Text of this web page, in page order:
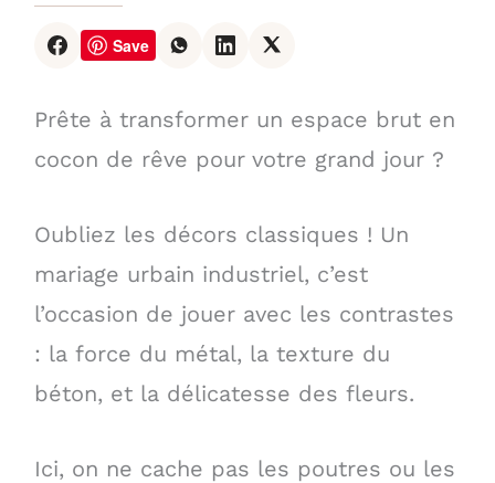
Save
Prête à transformer un espace brut en
cocon de rêve pour votre grand jour ?
Oubliez les décors classiques ! Un
mariage urbain industriel, c’est
l’occasion de jouer avec les contrastes
: la force du métal, la texture du
béton, et la délicatesse des fleurs.
Ici, on ne cache pas les poutres ou les